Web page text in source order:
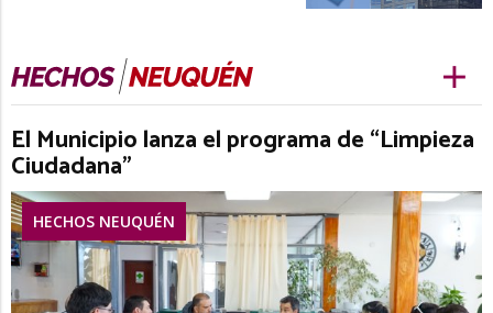
El Municipio lanza el programa de “Limpieza
Ciudadana”
HECHOS NEUQUÉN